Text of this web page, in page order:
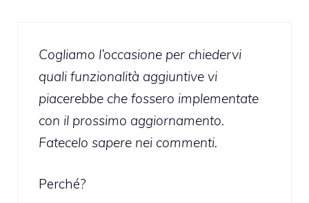
Cogliamo l’occasione per chiedervi
quali funzionalità aggiuntive vi
piacerebbe che fossero implementate
con il prossimo aggiornamento.
Fatecelo sapere nei commenti.
Perché?